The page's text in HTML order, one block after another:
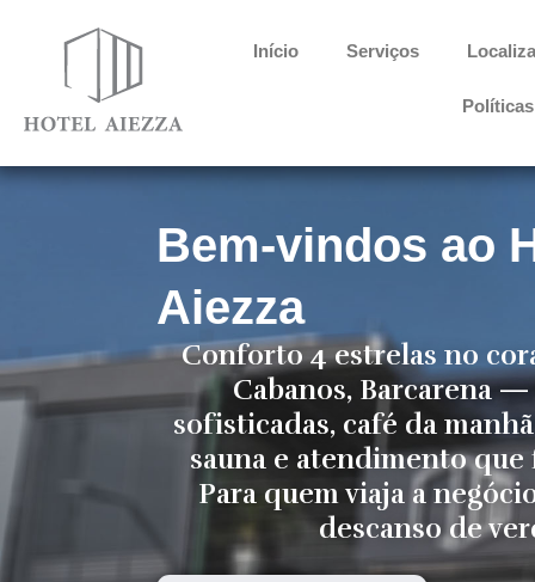
Início Serviços
Bem-vindos ao
Aiezza
Conforto 4 estrelas no
Cabanos, Barcarena —
sofisticadas, café da
sauna e atendimento que
Para quem viaja a
descanso de